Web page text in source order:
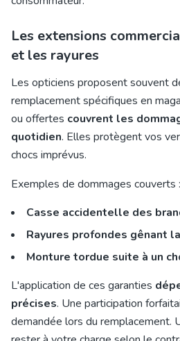
Les extensions
et les rayures
Les opticiens proposent souvent
remplacement spécifiques en
ou offertes couvrent les
quotidien. Elles protègent vos
chocs imprévus.
Exemples de dommages couverts :
Casse accidentelle des
Rayures profondes gênant
Monture tordue suite à un
L'application de ces garanties
précises. Une participation
demandée lors du remplacement.